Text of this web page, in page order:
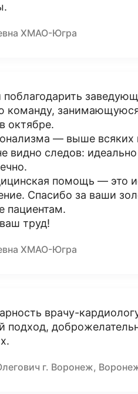
ХМАО-Югра
команду,
октябре.
— выше всяких
видно следов:
помощь — это
Спасибо за ваши
пациентам.
труд!
ХМАО-Югра
врачу-
подход,
г. Воронеж,